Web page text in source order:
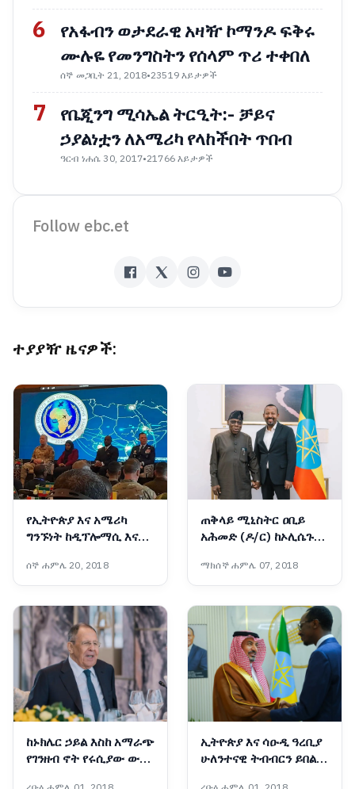
6
የአፋብን ወታደራዊ አዛዥ ኮማንዶ ፍቅሩ
ሙሉዬ የመንግስትን የሰላም ጥሪ ተቀበለ
ሰኞ መጋቢት 21, 2018•23519 እይታዎች
7
የቤጂንግ ሚሳኤል ትርዒት:- ቻይና
ኃያልነቷን ለአሜሪካ የላከችበት ጥበብ
ዓርብ ነሐሴ 30, 2017•21766 እይታዎች
Follow ebc.et
ተያያዥ ዜናዎች:
የኢትዮጵያ እና አሜሪካ
ግንኙነት ከዲፕሎማሲ እና
ስትራቴጂያዊ አጋርነት
እየተሸጋገረ ነው - አምባሳደር
ኤርቪን ማሲንጋ
ሰኞ ሐምሌ 20, 2018
ጠቅላይ ሚኒስትር ዐቢይ
አሕመድ (ዶ/ር) ከኦሊሴጉን
ማክሰኞ ሐምሌ 07, 2018
ከኑክሌር ኃይል እስከ አማራጭ
የገንዘብ ኖት የሩሲያው ውጭ
ኢትዮጵያ እና ሳዑዲ ዓረቢያ
ሁለንተናዊ ትብብርን ይበልጥ